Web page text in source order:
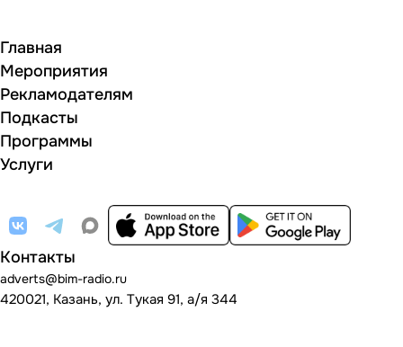
Главная
Мероприятия
Рекламодателям
Подкасты
Программы
Услуги
Контакты
adverts@bim-radio.ru
420021, Казань, ул. Тукая 91, а/я 344